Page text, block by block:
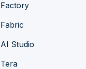
Factory
Fabric
AI Studio
Tera